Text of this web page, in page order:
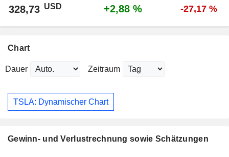
328,73 USD +2,88 % -27,17 %
Chart
Dauer Zeitraum
TSLA: Dynamischer Chart
Gewinn- und Verlustrechnung sowie Schätzungen